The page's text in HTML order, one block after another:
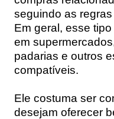
seguindo as
Em geral, esse
em
padarias e outros
compatíveis.
Ele costuma ser
desejam oferecer